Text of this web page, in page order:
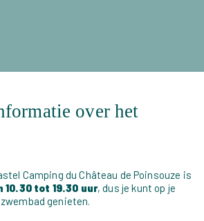
over het
Camping du Château de Poinsouze is
10.30 tot 19.30 uur, dus je kunt op je
genieten.